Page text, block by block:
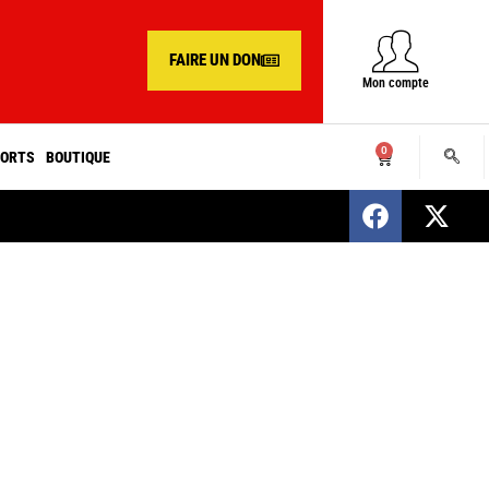
FAIRE UN DON
Mon compte
BOUTIQUE 0
SENEGAL : Nomination d’un nouveau